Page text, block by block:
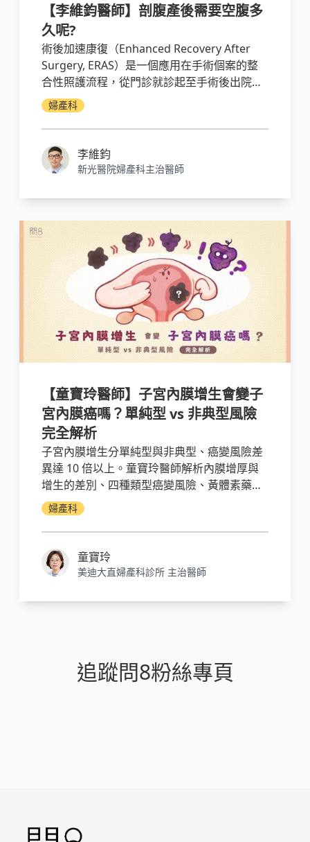
【李維鈞醫師】剖腹產後需要空腹多
久呢?
術後加速康復（Enhanced Recovery After
Surgery, ERAS）是一個應用在手術個案的整
合性照護流程，從門診就診起至手術後出院的
整個過程中均提供優質照護，減少術後併發
症，加速病人身體機能康復。
婦產科
李維鈞
新光醫院婦產科主治醫師
【童寶玲醫師】子宮內膜增生會變子
宮內膜癌嗎？單純型 vs 非典型風險
完全解析
子宮內膜增生分單純型與非典型、癌變風險差
異達 10 倍以上。童寶玲醫師解析內膜增厚與
增生的差別、四種類型癌變風險、黃體素藥物
治療、切片追蹤頻率、高風險族群與管理對
策。
婦產科
童寶玲
美迪大直婦產科診所 主治醫師
追蹤問8粉絲專頁